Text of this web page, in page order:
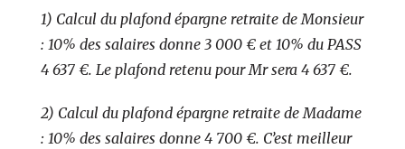
1) Calcul du plafond épargne retraite de Monsieur
: 10% des salaires donne 3 000 € et 10% du PASS
4 637 €. Le plafond retenu pour Mr sera 4 637 €.
2) Calcul du plafond épargne retraite de Madame
: 10% des salaires donne 4 700 €. C’est meilleur